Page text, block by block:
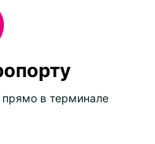
в терминале